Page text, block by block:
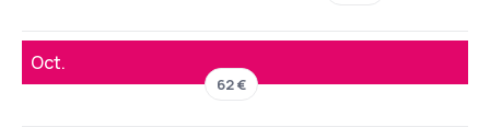
Oct.
62 €